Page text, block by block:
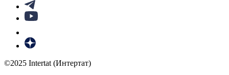
©2025 Intertat (Интертат)